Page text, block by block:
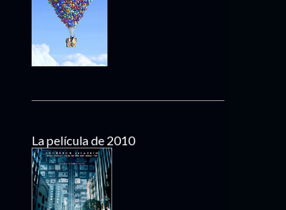
La película de 2010